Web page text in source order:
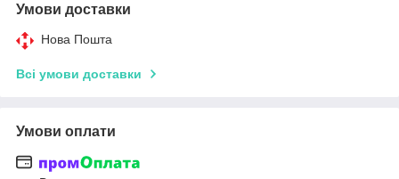
Умови доставки
Нова Пошта
Всі умови доставки
Умови оплати